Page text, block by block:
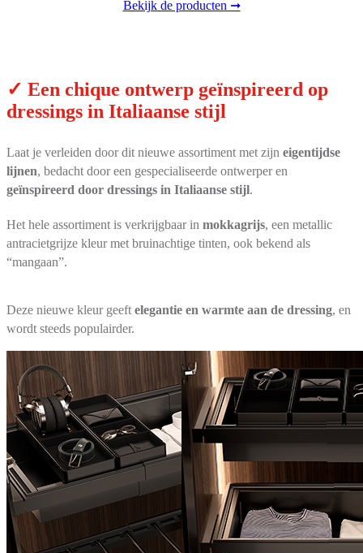
Bekijk de producten ➞
✓ Een chique ontwerp geïnspireerd op
dressings in Italiaanse stijl
Laat je verleiden door dit nieuwe assortiment met zijn eigentijdse
lijnen, bedacht door een gespecialiseerde ontwerper en
geïnspireerd door dressings in Italiaanse stijl.
Het hele assortiment is verkrijgbaar in mokkagrijs, een metallic
antracietgrijze kleur met bruinachtige tinten, ook bekend als
“mangaan”.
Deze nieuwe kleur geeft elegantie en warmte aan de dressing, en
wordt steeds populairder.